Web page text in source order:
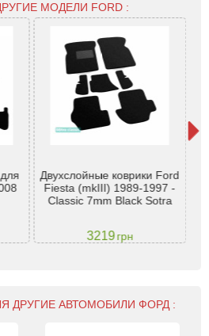
МОДЕЛИ FORD :
Двухслойные коврики Ford
Fiesta (mkIII) 1989-1997 -
Classic 7mm Black Sotra
3219грн
ДРУГИЕ АВТОМОБИЛИ ФОРД :